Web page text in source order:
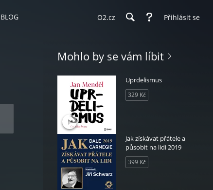
BLOG O2.cz Přihlásit se
Mohlo by se vám líbit
Uprdelismus
329 Kč
Jak získávat přátele a
působit na lidi 2019
399 Kč